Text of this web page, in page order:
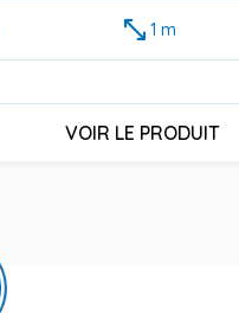
1 m
VOIR LE PRODUIT